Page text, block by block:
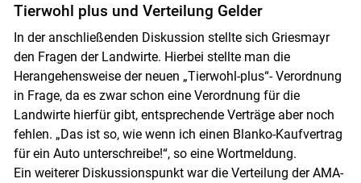
Tierwohl plus und Verteilung Gelder
In der anschließenden Diskussion stellte sich Griesmayr
den Fragen der Landwirte. Hierbei stellte man die
Herangehensweise der neuen „Tierwohl-plus“- Verordnung
in Frage, da es zwar schon eine Verordnung für die
Landwirte hierfür gibt, entsprechende Verträge aber noch
fehlen. „Das ist so, wie wenn ich einen Blanko-Kaufvertrag
für ein Auto unterschreibe!“, so eine Wortmeldung.
Ein weiterer Diskussionspunkt war die Verteilung der AMA-